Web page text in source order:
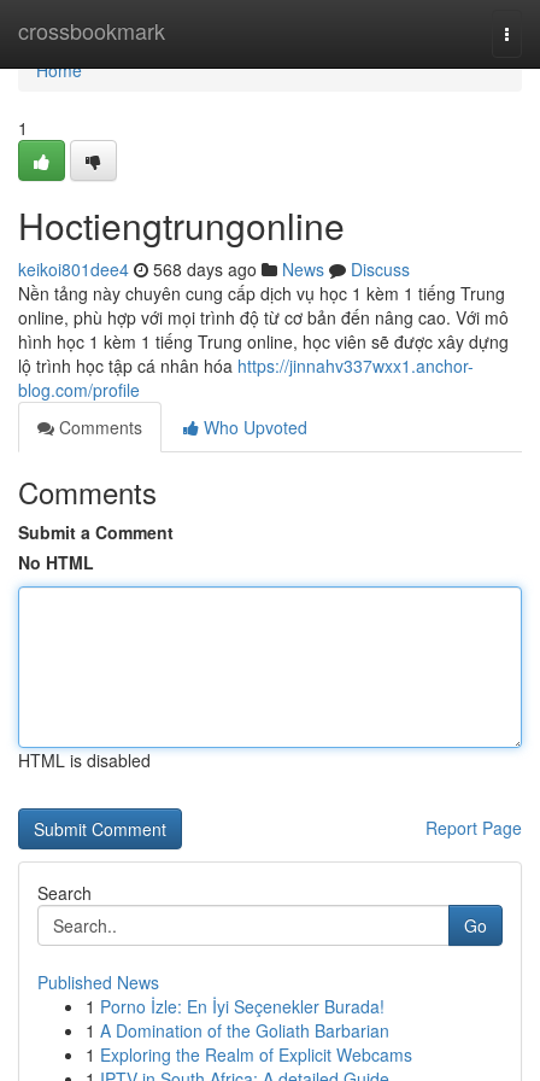
crossbookmark
Home
Home
1
Hoctiengtrungonline
keikoi801dee4 568 days ago News
Discuss
Nền tảng này chuyên cung cấp dịch vụ học 1 kèm 1 tiếng Trung
online, phù hợp với mọi trình độ từ cơ bản đến nâng cao. Với mô
hình học 1 kèm 1 tiếng Trung online, học viên sẽ được xây dựng
lộ trình học tập cá nhân hóa https://jinnahv337wxx1.anchor-
blog.com/profile
Comments
Who Upvoted
Comments
Submit a Comment
No HTML
HTML is disabled
Report Page
Search
Go
Published News
1 Porno İzle: En İyi Seçenekler Burada!
1 A Domination of the Goliath Barbarian
1 Exploring the Realm of Explicit Webcams